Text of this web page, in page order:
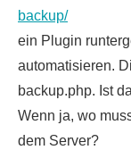
backup/
ein Plugin
automatisieren.
backup.php. Ist
Wenn ja, wo
dem Server?